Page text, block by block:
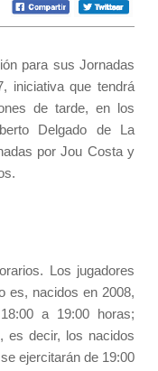
para sus Jornadas
iniciativa que tendrá
de tarde, en los
Delgado de La
por Jou Costa y
Los jugadores
es, nacidos en 2008,
a 19:00 horas;
es decir, los nacidos
ejercitarán de 19:00